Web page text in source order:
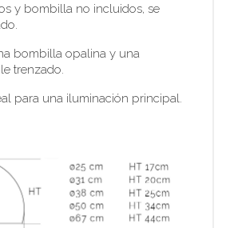
y bombilla no incluidos, se
bombilla opalina y una
trenzado.
para una iluminación principal.